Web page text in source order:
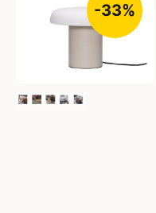
-33%